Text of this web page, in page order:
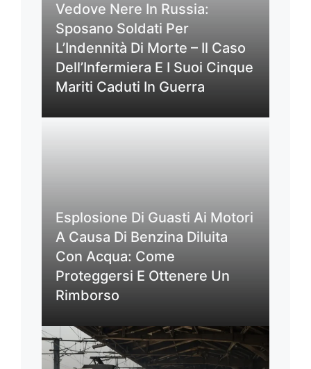
Vedove Nere In Russia:
Sposano Soldati Per
L’Indennità Di Morte – Il Caso
Dell’Infermiera E I Suoi Cinque
Mariti Caduti In Guerra
Esplosione Di Guasti Ai Motori
A Causa Di Benzina Diluita
Con Acqua: Come
Proteggersi E Ottenere Un
Rimborso